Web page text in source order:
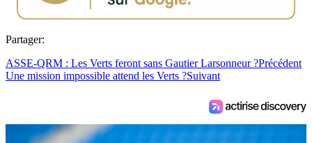
Partager:
ASSE-QRM : Les Verts feront sans Gautier Larsonneur ?Précédent
Une mission impossible attend les Verts ?Suivant